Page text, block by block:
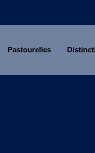
Pastourelles